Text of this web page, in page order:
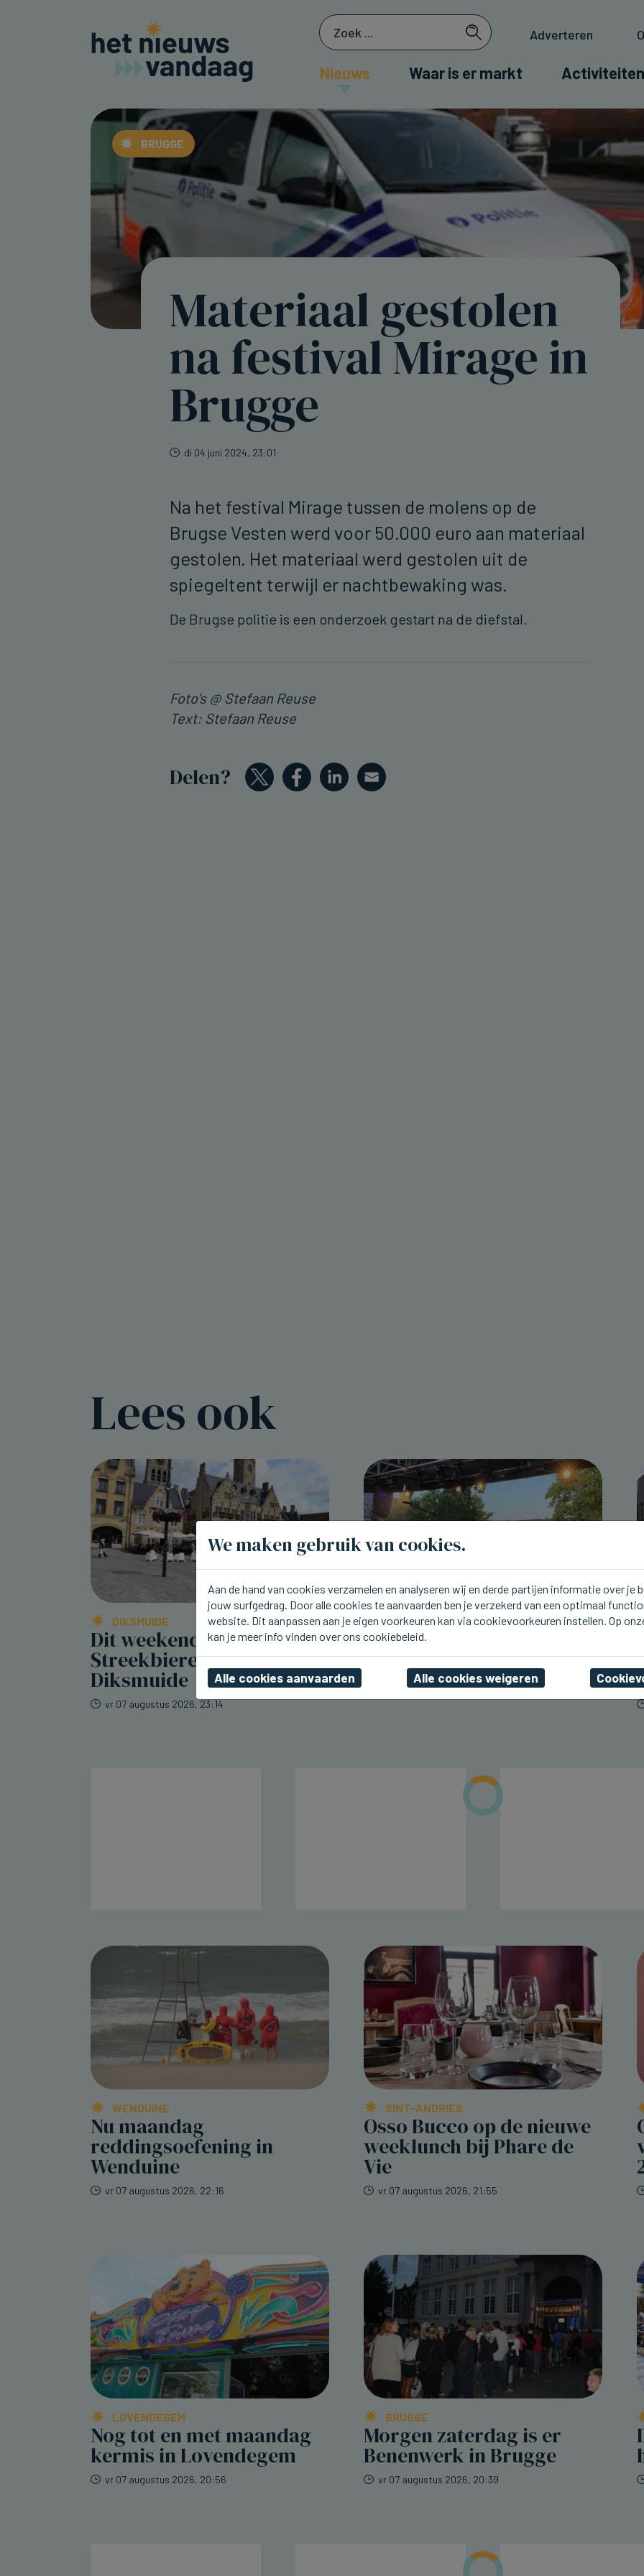
Adverteren
Nieuws Waar is er markt
BRUGGE
Materiaal gestolen
na festival Mirage in
Brugge
di 04 juni 2024, 23:01
Na het festival Mirage tussen de molens op de
Brugse Vesten werd voor 50.000 euro aan materiaal
gestolen. Het materiaal werd gestolen uit de
spiegeltent terwijl er nachtbewaking was.
De Brugse politie is een onderzoek gestart na de diefstal.
Foto's @ Stefaan Reuse
Text: Stefaan Reuse
Delen?
Lees ook
DIKSMUIDE
Dit weekend
Streekbierenfestival in
Diksmuide
vr 07 augustus 2026, 23:14
ICHTEGEM
U2.be op de planken bij
Ceciliafeeste in Ichtegem
vr 07 augustus 2026, 22:42
WENDUINE
Nu maandag
reddingsoefening in
Wenduine
vr 07 augustus 2026, 22:16
SINT-ANDRIES
Osso Bucco op de nieuwe
weeklunch bij Phare de
Vie
vr 07 augustus 2026, 21:55
LOVENDEGEM
Nog tot en met maandag
kermis in Lovendegem
vr 07 augustus 2026, 20:56
BRUGGE
Morgen zaterdag is er
Benenwerk in Brugge
vr 07 augustus 2026, 20:39
We maken gebruik van cookies.
Aan de hand van cookies verzamelen en analyseren wij en derde partijen informatie over je
jouw surfgedrag. Door alle cookies te aanvaarden ben je verzekerd van een optimaal
website. Dit aanpassen aan je eigen voorkeuren kan via cookievoorkeuren instellen. Op
kan je meer info vinden over ons cookiebeleid.
Alle cookies aanvaarden Alle cookies weigeren